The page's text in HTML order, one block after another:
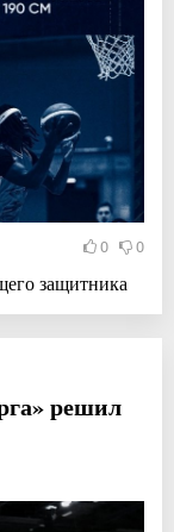
0 0
защитника
решил